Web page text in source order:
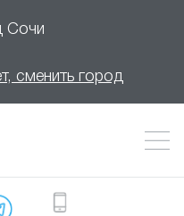
Сочи
сменить город